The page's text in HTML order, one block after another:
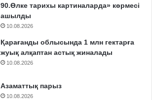
90.Өлке тарихы картиналарда» көрмесі
ашылды
10.08.2026
Қарағанды облысында 1 млн гектарға
жуық алқаптан астық жиналады
10.08.2026
Азаматтық парыз
10.08.2026